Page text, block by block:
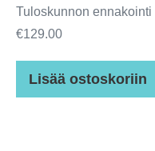
Tuloskunnon ennakointi
€129.00
Lisää ostoskoriin